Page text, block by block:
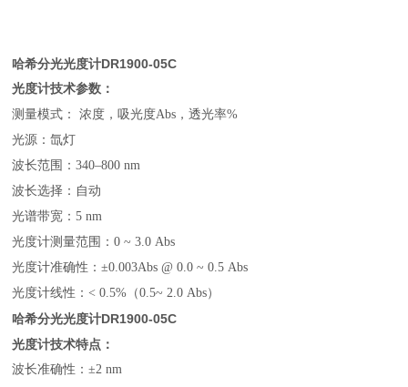
哈希分光光度计DR1900-05C
光度计技术参数：
测量模式： 浓度，吸光度Abs，透光率%
光源：氙灯
波长范围：340–800 nm
波长选择：自动
光谱带宽：5 nm
光度计测量范围：0 ~ 3.0 Abs
光度计准确性：±0.003Abs @ 0.0 ~ 0.5 Abs
光度计线性：< 0.5%（0.5~ 2.0 Abs）
哈希分光光度计DR1900-05C
光度计技术特点：
波长准确性：±2 nm